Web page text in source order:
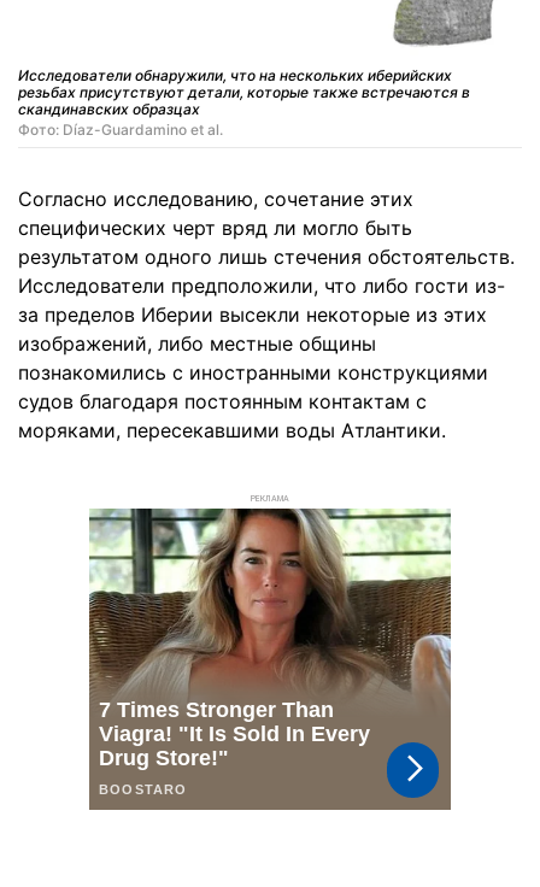
Исследователи обнаружили, что на нескольких иберийских
резьбах присутствуют детали, которые также встречаются в
скандинавских образцах
Фото: Díaz-Guardamino et al.
Согласно исследованию, сочетание этих
специфических черт вряд ли могло быть
результатом одного лишь стечения обстоятельств.
Исследователи предположили, что либо гости из-
за пределов Иберии высекли некоторые из этих
изображений, либо местные общины
познакомились с иностранными конструкциями
судов благодаря постоянным контактам с
моряками, пересекавшими воды Атлантики.
РЕКЛАМА